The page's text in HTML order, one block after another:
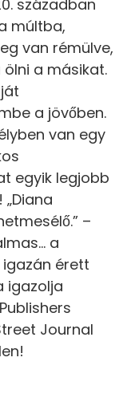
században
múltba,
van rémülve,
a másikat.
a jövőben.
van egy
egyik legjobb
–
a
érett
igazolja
Journal